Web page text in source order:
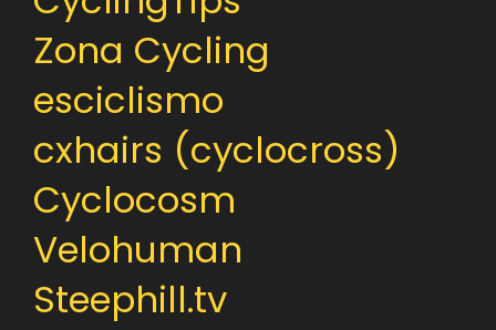
Zona Cycling
esciclismo
cxhairs (cyclocross)
Cyclocosm
Velohuman
Steephill.tv